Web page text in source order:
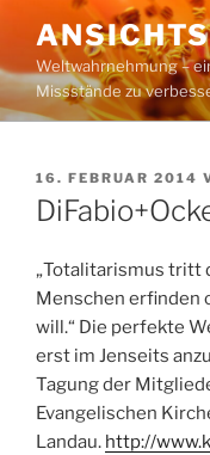
Inhalt
springenWeltwahrnehmung –
Missstände zu
VERÖFFENTLICHT
AM
16. FEBRUAR 2014
„Totalitarismus tritt
Menschen erfinden
will.“ Die perfekte
erst im Jenseits
Tagung der
Evangelischen
Landau. http://